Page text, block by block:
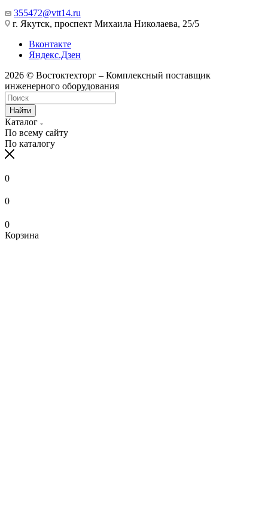
355472@vtt14.ru
г. Якутск, проспект Михаила Николаева, 25/5
Вконтакте
Яндекс.Дзен
2026 © Востоктехторг – Комплексный поставщик
инженерного оборудования
Найти
Каталог
По всему сайту
По каталогу
0
0
0
Корзина